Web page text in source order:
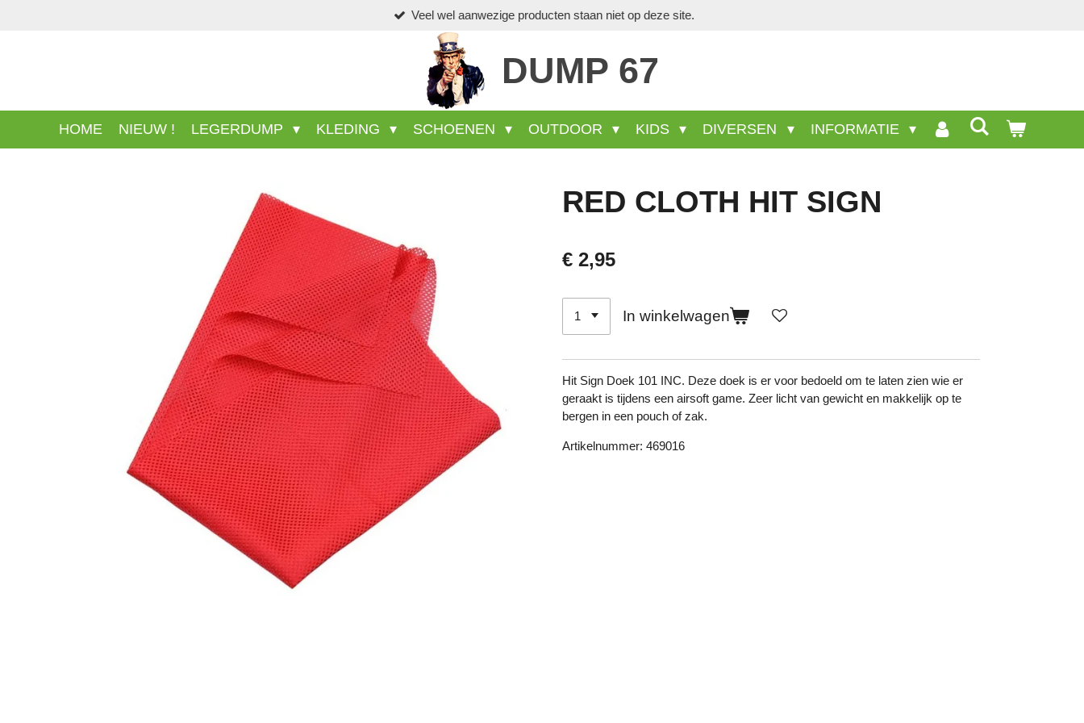
Veel wel aanwezige producten staan niet op deze site.
DUMP 67
HOME NIEUW ! LEGERDUMP KLEDING SCHOENEN OUTDOOR KIDS DIVERSEN INFORMATIE
RED CLOTH HIT SIGN
€ 2,95
In winkelwagen
Hit Sign Doek 101 INC. Deze doek is er voor bedoeld om te laten zien wie er
geraakt is tijdens een airsoft game. Zeer licht van gewicht en makkelijk op te
bergen in een pouch of zak.
Artikelnummer: 469016